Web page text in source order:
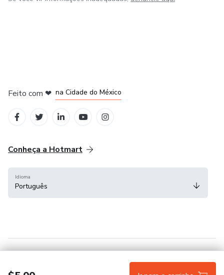
Feito com ❤ na Cidade do México
Conheça a Hotmart
Idioma
Português